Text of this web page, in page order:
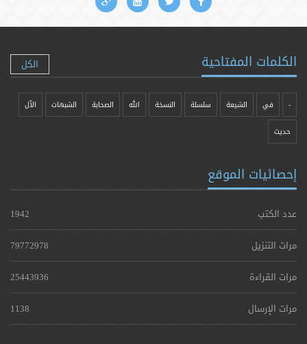
الكلمات المفتاحية الكل
- في الشيعة سلسلة النسخة الله الصحابة الشبهات الآل
حدیث
إحصائيات الموقع
عدد الكتب
1942
مرات التنزيل
79772978
مرات القراءة
25443936
مرات الإرسال
1138